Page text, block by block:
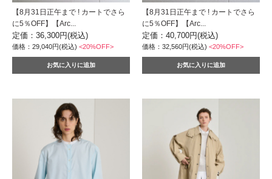
【8月31日正午まで ! カートでさら
に5％OFF】【Arc...
定価：36,300円(税込)
価格：29,040円(税込) <20%OFF>
【8月31日正午まで ! カートでさら
に5％OFF】【Arc...
定価：40,700円(税込)
価格：32,560円(税込)<20%OFF>